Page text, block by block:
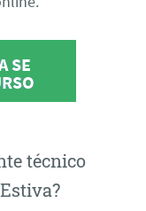
SE
técnico